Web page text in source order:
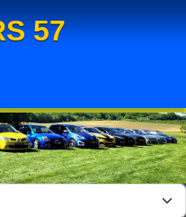
57